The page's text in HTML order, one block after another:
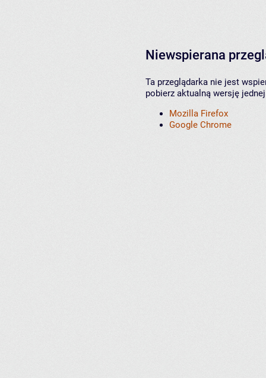
Niewspierana
Ta przeglądarka nie jest
pobierz aktualną wersję
Mozilla Firefox
Google Chrome